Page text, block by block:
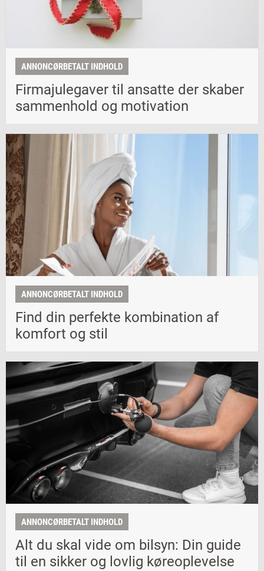
ANNONCØRBETALT INDHOLD
Firmajulegaver til ansatte der skaber
sammenhold og motivation
ANNONCØRBETALT INDHOLD
Find din perfekte kombination af
komfort og stil
ANNONCØRBETALT INDHOLD
Alt du skal vide om bilsyn: Din guide
til en sikker og lovlig køreoplevelse